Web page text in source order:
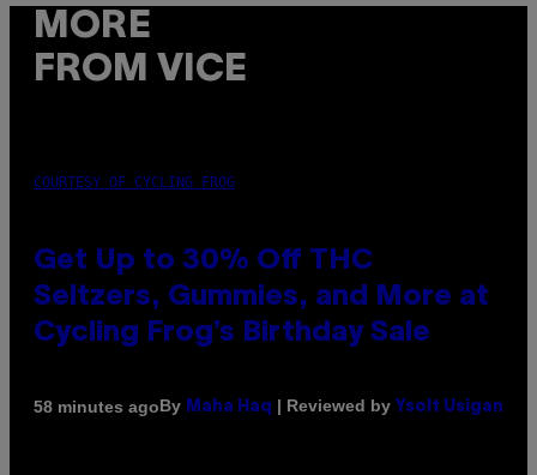
MORE
FROM VICE
COURTESY OF CYCLING FROG
Get Up to 30% Off THC
Seltzers, Gummies, and More at
Cycling Frog’s Birthday Sale
58 minutes agoBy Maha Haq | Reviewed by Ysolt Usigan